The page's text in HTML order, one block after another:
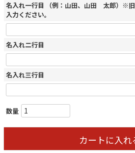
名入れ一行目 （例：山田、山田 太郎）※
入力ください。
名入れ二行目
名入れ三行目
カートに入れ